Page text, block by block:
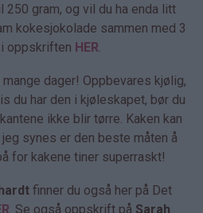
gram, og vil du ha enda litt
kokesjokolade sammen med 3
oppskriften HER.
dager! Oppbevares kjølig,
du har den i kjøleskapet, bør du
ikke blir tørre. Kaken kan
synes er den beste måten å
for kakene tiner superraskt!
finner du også her på Det
. Se også oppskrift på Sarah